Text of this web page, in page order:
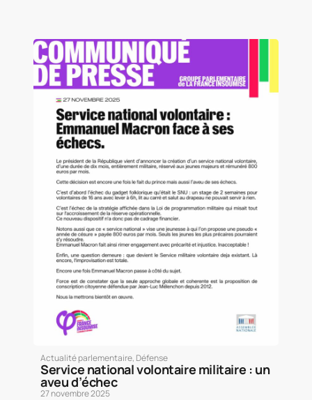
Actualité parlementaire, Défense
Service national volontaire militaire : un
aveu d’échec
27 novembre 2025